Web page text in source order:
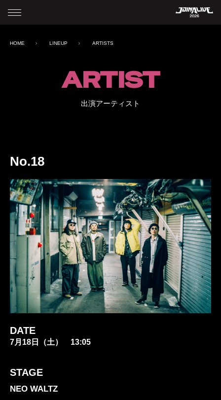
HOME LINEUP ARTISTS
ARTIST
出演アーティスト
No.18
DATE
7月18日（土） 13:05
STAGE
NEO WALTZ